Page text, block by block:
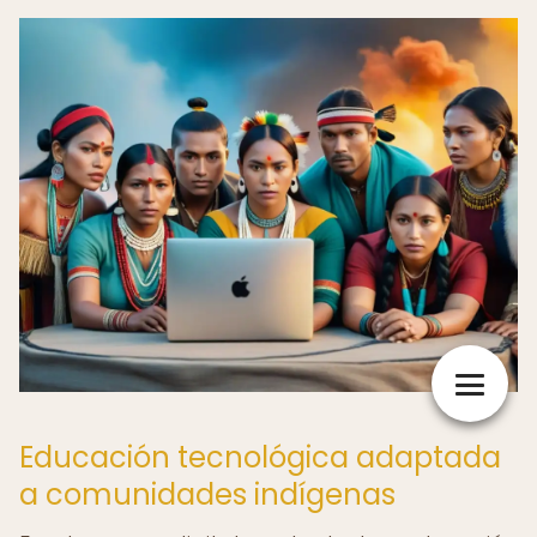
Educación tecnológica adaptada
a comunidades indígenas